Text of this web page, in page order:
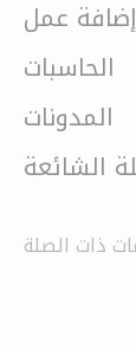
إضافة عمل
الحاسبات
المدونات
الشائعة
ذات الصلة